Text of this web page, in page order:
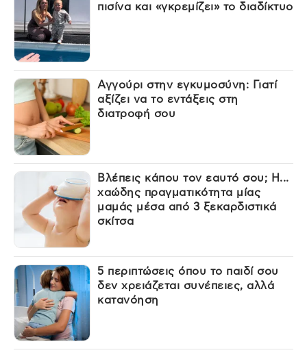
πισίνα και «γκρεμίζει» το διαδίκτυο
Αγγούρι στην εγκυμοσύνη: Γιατί
αξίζει να το εντάξεις στη
διατροφή σου
Βλέπεις κάπου τον εαυτό σου; Η...
χαώδης πραγματικότητα μίας
μαμάς μέσα από 3 ξεκαρδιστικά
σκίτσα
5 περιπτώσεις όπου το παιδί σου
δεν χρειάζεται συνέπειες, αλλά
κατανόηση